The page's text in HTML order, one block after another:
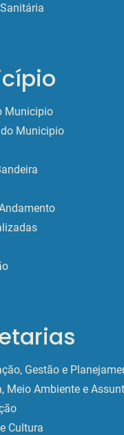
Municipio
Municipio
Gestão e
Meio Ambiente e
Cultura